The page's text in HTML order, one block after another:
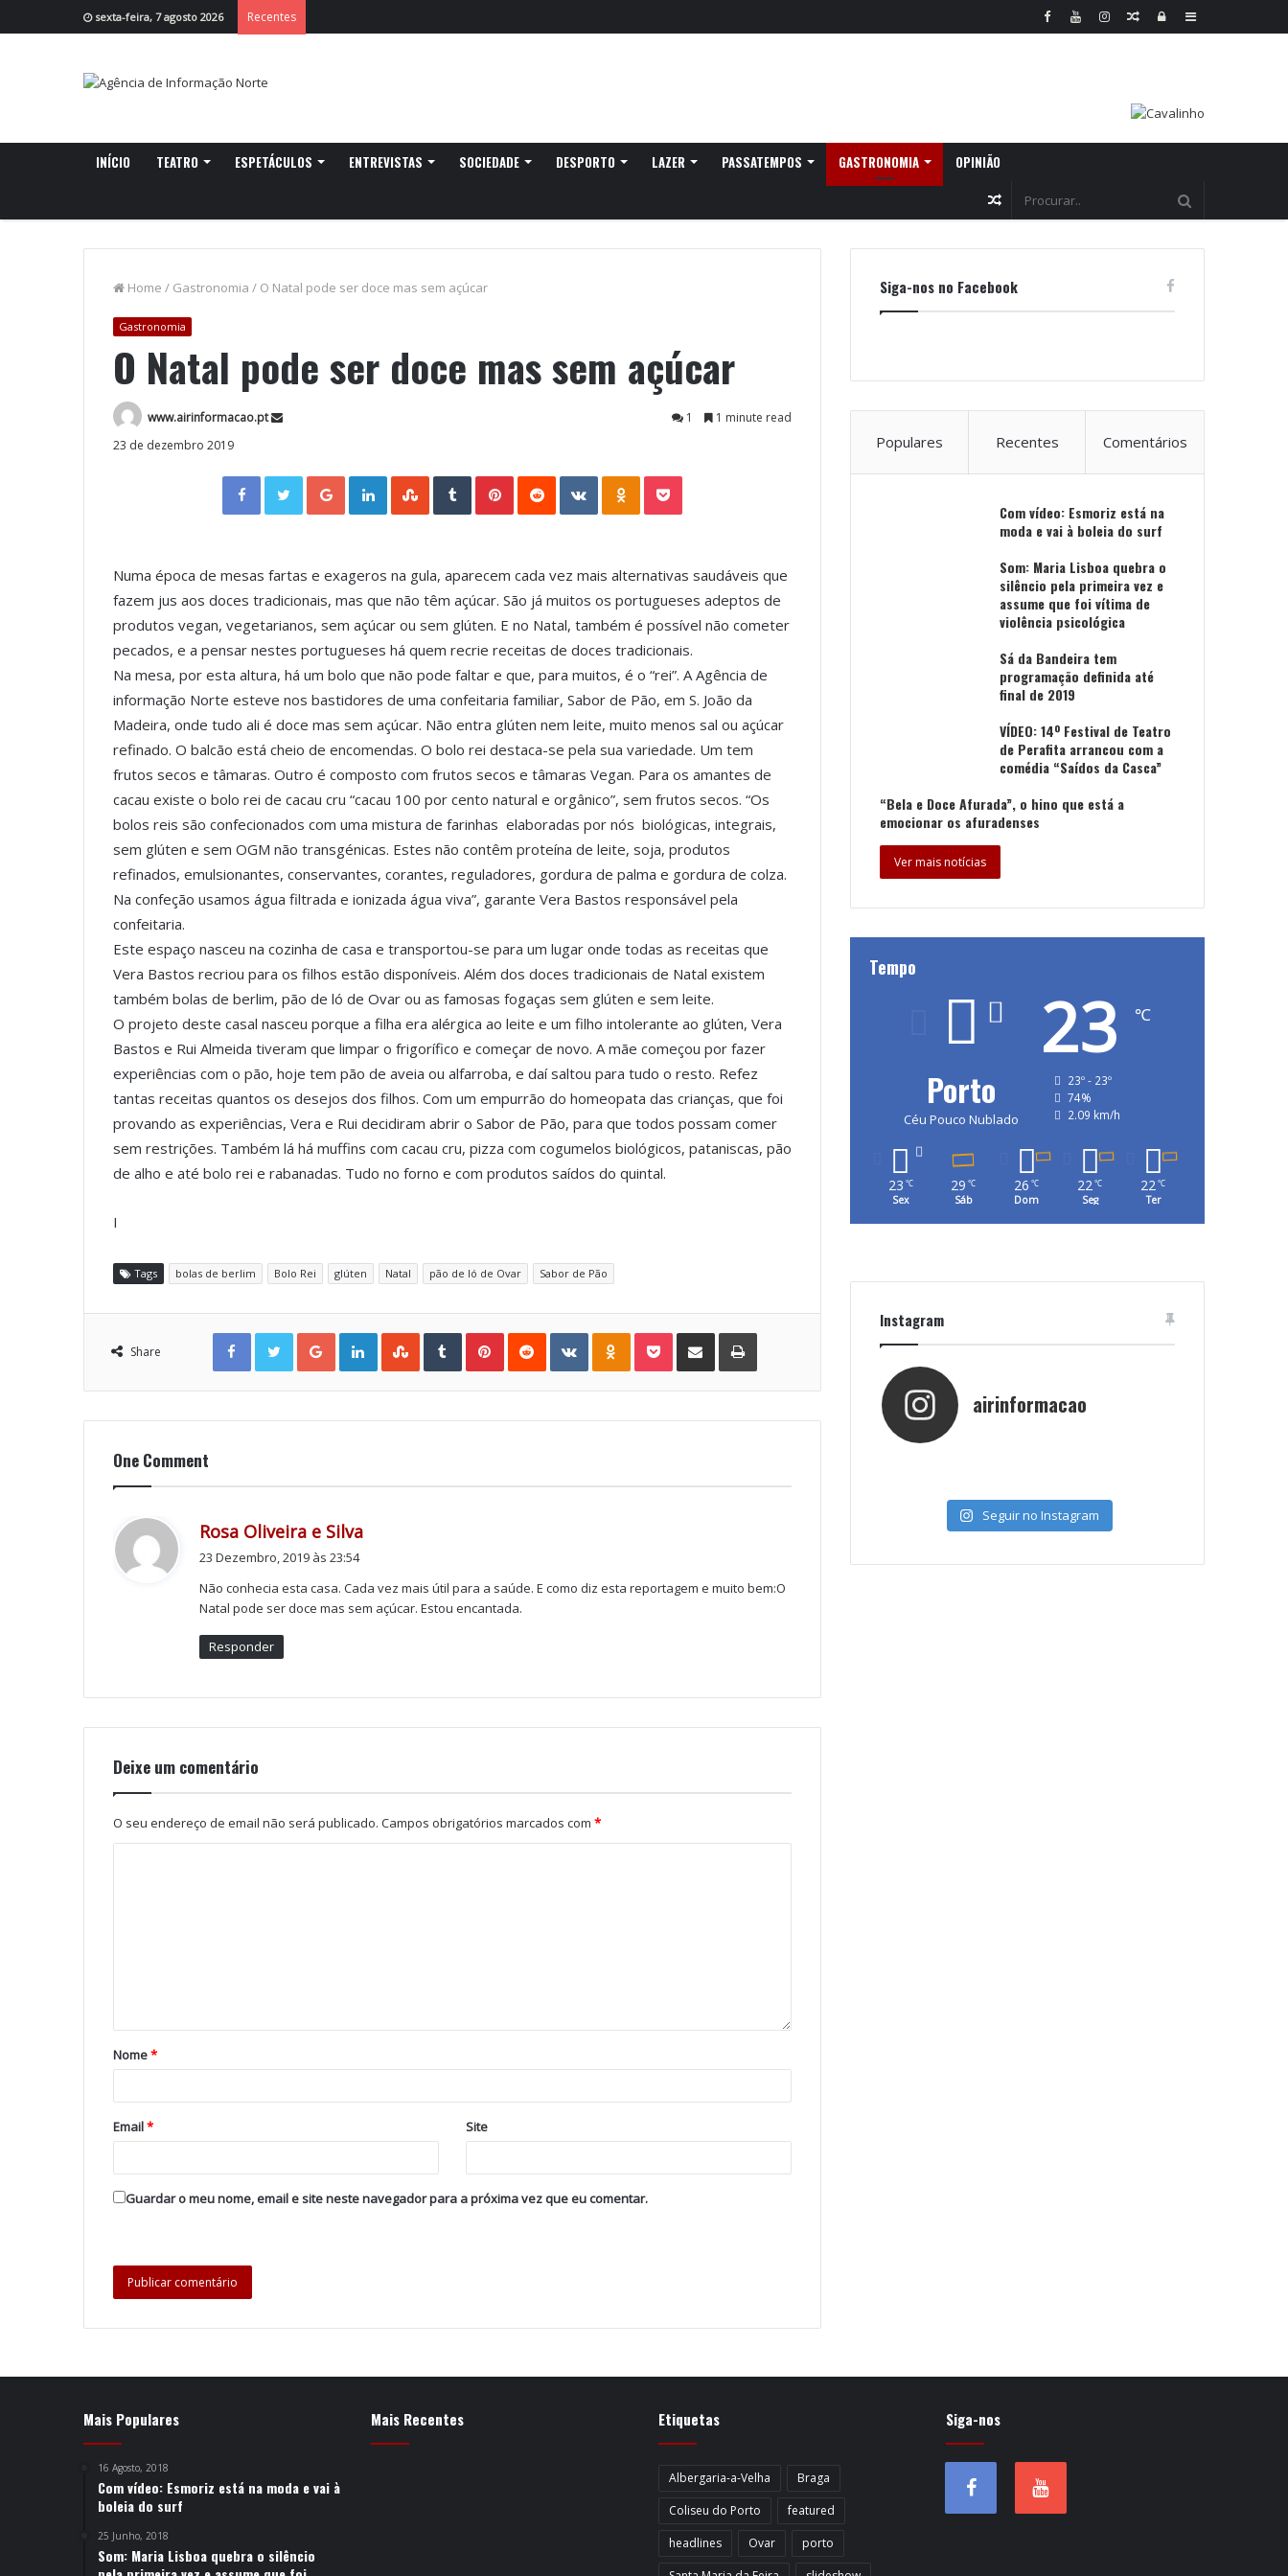
sexta-feira, 7 agosto 2026 Recentes Sidebar
Log
Random
INÍCIO TEATRO ESPETÁCULOS ENTREVISTAS SOCIEDADE DESPORTO LAZER PASSATEMPOS GASTRONOMIA OPINIÃO
Random
Home / Gastronomia / O Natal pode ser doce mas sem açúcar
Gastronomia
O Natal pode ser doce mas sem açúcar
www.airinformacao.pt 1
1 minute read
23 de dezembro 2019
Facebook Twitter Google+ LinkedIn StumbleUpon Tumblr VKontakte
Numa época de mesas fartas e exageros na gula, aparecem cada vez mais alternativas saudáveis que
fazem jus aos doces tradicionais, mas que não têm açúcar. São já muitos os portugueses adeptos de
produtos vegan, vegetarianos, sem açúcar ou sem glúten. E no Natal, também é possível não cometer
pecados, e a pensar nestes portugueses há quem recrie receitas de doces tradicionais.
Na mesa, por esta altura, há um bolo que não pode faltar e que, para muitos, é o “rei”. A Agência de
informação Norte esteve nos bastidores de uma confeitaria familiar, Sabor de Pão, em S. João da
Madeira, onde tudo ali é doce mas sem açúcar. Não entra glúten nem leite, muito menos sal ou açúcar
refinado. O balcão está cheio de encomendas. O bolo rei destaca-se pela sua variedade. Um tem
frutos secos e tâmaras. Outro é composto com frutos secos e tâmaras Vegan. Para os amantes de
cacau existe o bolo rei de cacau cru “cacau 100 por cento natural e orgânico”, sem frutos secos. “Os
bolos reis são confecionados com uma mistura de farinhas elaboradas por nós ​​ biológicas, integrais,
sem glúten e sem OGM não transgénicas. Estes não contêm proteína de leite, soja, produtos
refinados, emulsionantes, conservantes, corantes, reguladores, gordura de palma e gordura de colza.
Na confeção usamos água filtrada e ionizada água viva”, garante Vera Bastos responsável pela
confeitaria.
Este espaço nasceu na cozinha de casa e transportou-se para um lugar onde todas as receitas que
Vera Bastos recriou para os filhos estão disponíveis. Além dos doces tradicionais de Natal existem
também bolas de berlim, pão de ló de Ovar ou as famosas fogaças sem glúten e sem leite.
O projeto deste casal nasceu porque a filha era alérgica ao leite e um filho intolerante ao glúten, Vera
Bastos e Rui Almeida tiveram que limpar o frigorífico e começar de novo. A mãe começou por fazer
experiências com o pão, hoje tem pão de aveia ou alfarroba, e daí saltou para tudo o resto. Refez
tantas receitas quantos os desejos dos filhos. Com um empurrão do homeopata das crianças, que foi
provando as experiências, Vera e Rui decidiram abrir o Sabor de Pão, para que todos possam comer
sem restrições. Também lá há muffins com cacau cru, pizza com cogumelos biológicos, pataniscas, pão
de alho e até bolo rei e rabanadas. Tudo no forno e com produtos saídos do quintal.
I
Tags bolas de berlim Bolo Rei glúten Natal pão de ló de Ovar Sabor de Pão
Share
Facebook Twitter Google+ LinkedIn StumbleUpon Tumblr Pinterest Reddit VKontakte Odnoklassniki Pocket Share via Email Print
One Comment
Rosa Oliveira e Silva
:
23 Dezembro, 2019 às 23:54
Não conhecia esta casa. Cada vez mais útil para a saúde. E como diz esta reportagem e muito bem:O
Natal pode ser doce mas sem açúcar. Estou encantada.
Responder
Deixe um comentário
O seu endereço de email não será publicado. Campos obrigatórios marcados com *
Nome*
Email* Site
Guardar o meu nome, email e site neste navegador para a próxima vez que eu comentar.
Siga-nos no Facebook
Populares Recentes Comentários
Com vídeo: Esmoriz está na
moda e vai à boleia do surf
Som: Maria Lisboa quebra o
silêncio pela primeira vez e
assume que foi vítima de
violência psicológica
Sá da Bandeira tem
programação definida até
final de 2019
VÍDEO: 14º Festival de Teatro
de Perafita arrancou com a
comédia “Saídos da Casca”
“Bela e Doce Afurada”, o hino que está a
emocionar os afuradenses
Ver mais notícias
Tempo
Porto
Céu Pouco Nublado
23 ℃
23º - 23º
74%
2.09 km/h
23 ℃
Sex
29 ℃
Sáb
26 ℃
Dom
22℃
Seg
22℃
Ter
Instagram
airinformacao
Seguir no Instagram
Mais Populares
16 Agosto, 2018
Com vídeo: Esmoriz está na moda e vai à
boleia do surf
25 Junho, 2018
Som: Maria Lisboa quebra o silêncio
Mais Recentes Etiquetas
Albergaria-a-Velha
Braga
Coliseu do Porto
featured
headlines
Ovar
porto
Siga-nos